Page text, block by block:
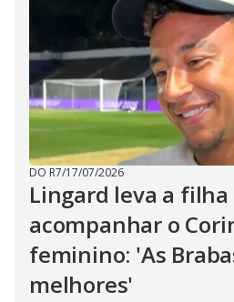
DO R7/17/07/2026
Lingard leva a filha
acompanhar o
feminino: 'As
melhores'